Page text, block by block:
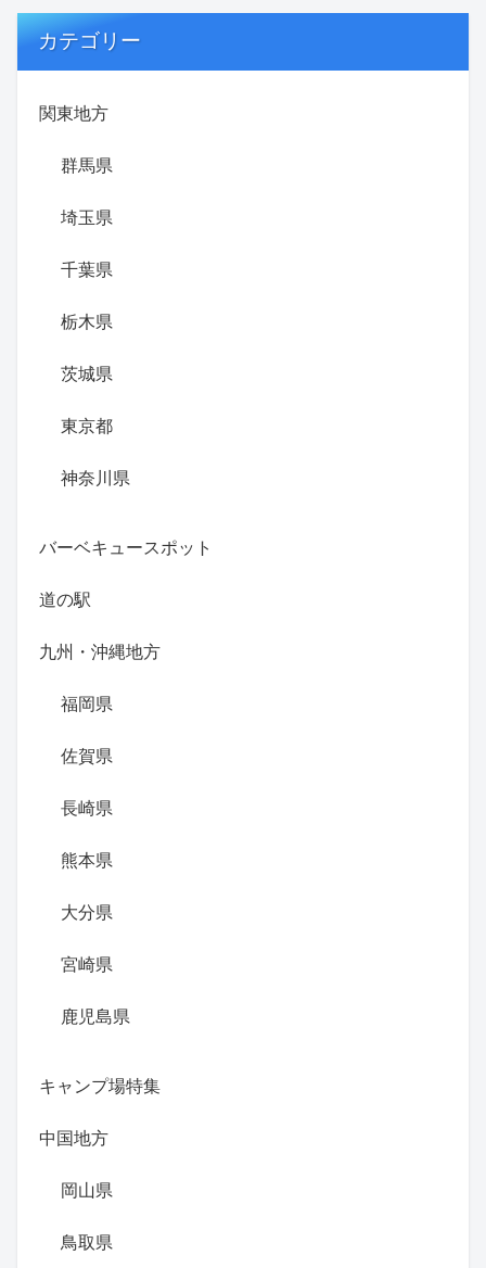
カテゴリー
関東地方
群馬県
埼玉県
千葉県
栃木県
茨城県
東京都
神奈川県
バーベキュースポット
道の駅
九州・沖縄地方
福岡県
佐賀県
長崎県
熊本県
大分県
宮崎県
鹿児島県
キャンプ場特集
中国地方
岡山県
鳥取県